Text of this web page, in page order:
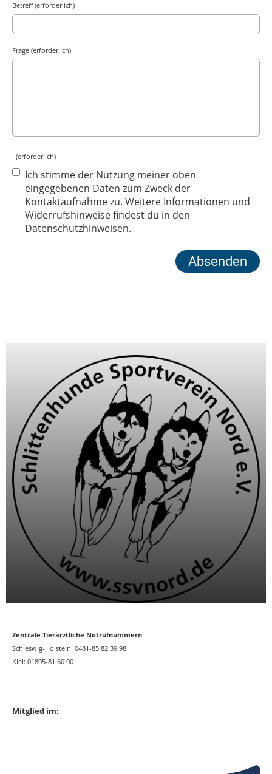
Betreff (erforderlich)
Frage (erforderlich)
(erforderlich)
Ich stimme der Nutzung meiner oben
eingegebenen Daten zum Zweck der
Kontaktaufnahme zu. Weitere Informationen und
Widerrufshinweise findest du in den
Datenschutzhinweisen.
Zentrale Tierärztliche Notrufnummern
Schleswig-Holstein: 0481-85 82 39 98
Kiel: 01805-81 60 00
Mitglied im: